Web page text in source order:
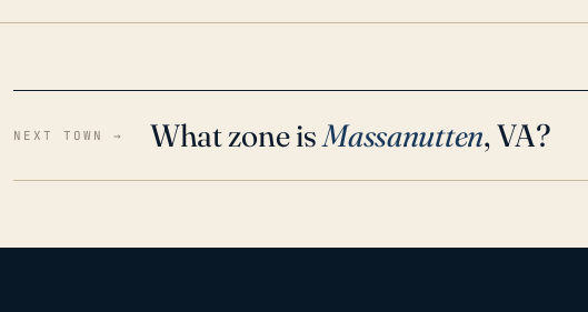
NEXT TOWN → What zone is Massanutten, VA?